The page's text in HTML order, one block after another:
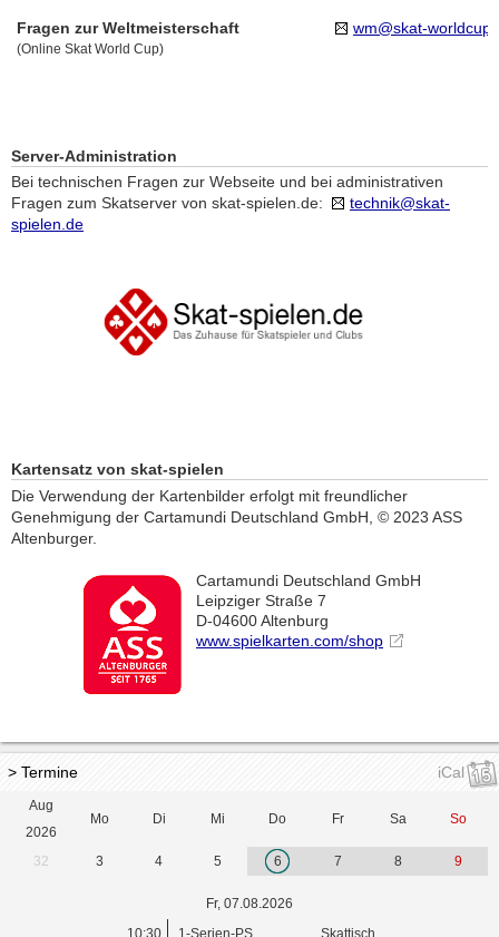
Fragen zur Weltmeisterschaft
(Online Skat World Cup)
wm@skat-
Server-Administration
Bei technischen Fragen zur Webseite und bei administrativen
Fragen zum Skatserver von skat-spielen.de:
technik@skat-
spielen.de
Kartensatz von skat-spielen
Die Verwendung der Kartenbilder erfolgt mit freundlicher
Genehmigung der Cartamundi Deutschland GmbH, © 2023 ASS
Altenburger.
Cartamundi Deutschland GmbH
Leipziger Straße 7
D-04600 Altenburg
www.spielkarten.com/shop
> Termine iCal
Aug
2026
Mo Di Mi Do Fr Sa So
32 3 4 5 6 7 8 9
Fr, 07.08.2026
10:30
1-Serien-PS Skattisch